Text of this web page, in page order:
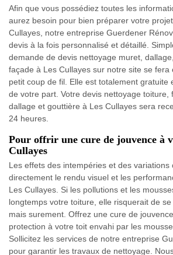
Afin que vous possédiez toutes les
aurez besoin pour bien préparer votre
Cullayes, notre entreprise Guerdener
devis à la fois personnalisé et détaillé.
demande de devis nettoyage muret,
façade à Les Cullayes sur notre site se fera
petit coup de fil. Elle est totalement gratuite
de votre part. Votre devis nettoyage toiture,
dallage et gouttière à Les Cullayes sera
24 heures.
Pour offrir une cure de jouvence à
Cullayes
Les effets des intempéries et des variations
directement le rendu visuel et les
Les Cullayes. Si les pollutions et les
longtemps votre toiture, elle risquerait de
mais surement. Offrez une cure de
protection à votre toit envahi par les
Sollicitez les services de notre entreprise
pour garantir les travaux de nettoyage.